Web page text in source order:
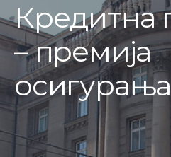
Кредитна
– премија